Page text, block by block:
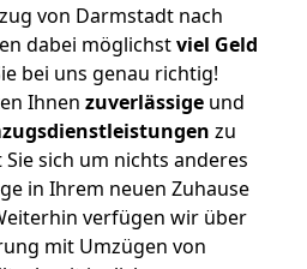
von Darmstadt nach
dabei möglichstviel Geld
bei uns genau richtig!
Ihnen zuverlässige und
zu
sich um nichts anderes
in Ihrem neuen Zuhause
verfügen wir über
mit Umzügen von